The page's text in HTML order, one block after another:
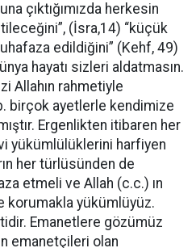
çıktığımızda herkesin
(İsra,14) “küçük
edildiğini” (Kehf, 49)
hayatı sizleri aldatmasın.
Allahın rahmetiyle
birçok ayetlerle kendimize
Ergenlikten itibaren her
yükümlülüklerini harfiyen
her türlüsünden de
etmeli ve Allah (c.c.) ın
korumakla yükümlüyüz.
Emanetlere gözümüz
emanetçileri olan